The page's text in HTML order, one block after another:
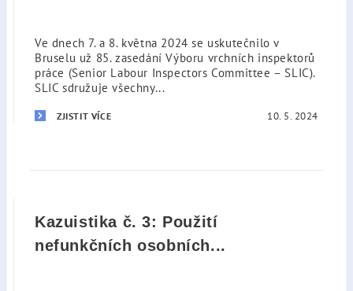
Ve dnech 7. a 8. května 2024 se uskutečnilo v
Bruselu už 85. zasedání Výboru vrchních inspektorů
práce (Senior Labour Inspectors Committee – SLIC).
SLIC sdružuje všechny...
ZJISTIT VÍCE 10. 5. 2024
Kazuistika č. 3: Použití
nefunkčních osobních...